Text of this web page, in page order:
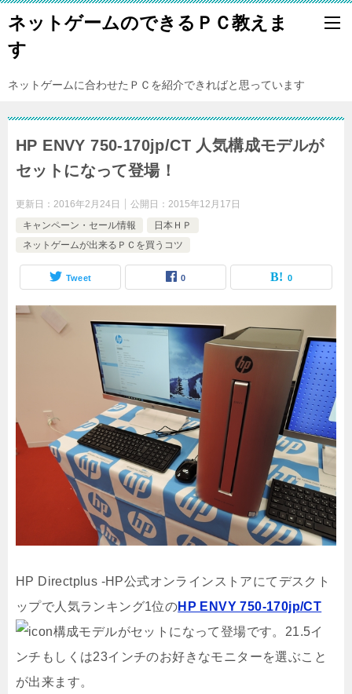
ネットゲームのできるＰＣ教えま
す
ネットゲームに合わせたＰＣを紹介できればと思っています
HP ENVY 750-170jp/CT 人気構成モデルが
セットになって登場！
更新日： 2016年2月24日 公開日： 2015年12月17日
キャンペーン・セール情報
日本ＨＰ
ネットゲームが出来るＰＣを買うコツ
Tweet 0 0
HP Directplus -HP公式オンラインストアにてデスクト
ップで人気ランキング1位のHP ENVY 750-170jp/CT
構成モデルがセットになって登場です。21.5イ
ンチもしくは23インチのお好きなモニターを選ぶこと
が出来ます。